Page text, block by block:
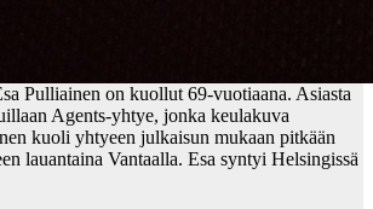
Pulliainen on kuollut 69-vuotiaana. Asiasta
Agents-yhtye, jonka keulakuva
kuoli yhtyeen julkaisun mukaan pitkään
lauantaina Vantaalla. Esa syntyi Helsingissä